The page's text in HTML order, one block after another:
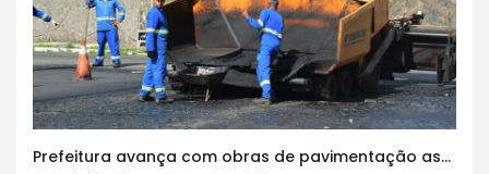
Prefeitura avança com obras de pavimentação asfáltica na Rua Lopes Rodrigues